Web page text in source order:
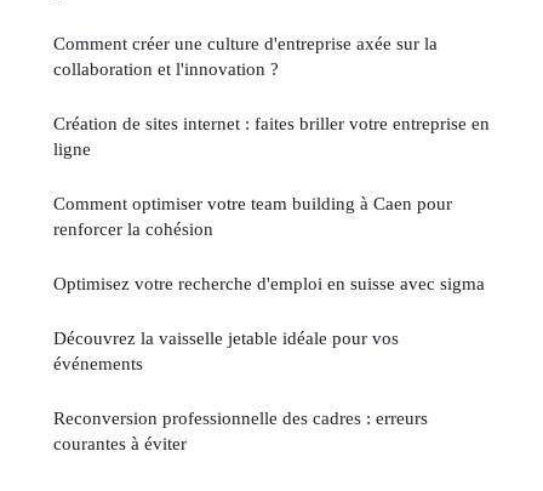
Comment créer une culture d'entreprise axée sur la
collaboration et l'innovation ?
Création de sites internet : faites briller votre entreprise en
ligne
Comment optimiser votre team building à Caen pour
renforcer la cohésion
Optimisez votre recherche d'emploi en suisse avec sigma
Découvrez la vaisselle jetable idéale pour vos
événements
Reconversion professionnelle des cadres : erreurs
courantes à éviter